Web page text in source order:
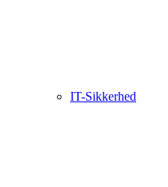
IT-Sikkerhed